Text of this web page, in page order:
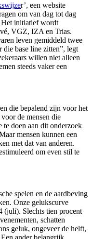
r’, een website
om van dag tot dag
Het initiatief wordt
VGZ, IZA en Trias.
leven gemiddeld twee
die base line zitten”, legt
willen niet alleen
steeds vaker een
die bepalend zijn voor het
de mensen die
te doen aan dit onderzoek
mensen kunnen een
met dat van anderen.
om even stil te
spelen en de aardbeving
Onze gelukscurve
(juli). Slechts tien procent
schatten
geluk, ongeveer de helft,
ander belangrijk